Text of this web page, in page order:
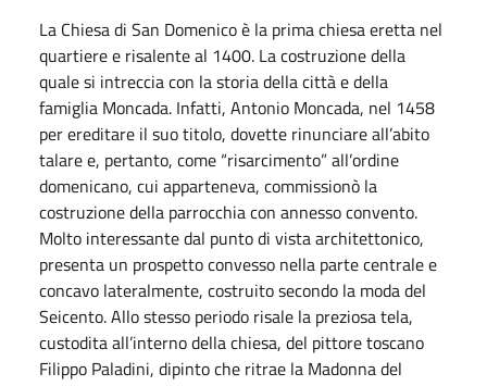
La Chiesa di San Domenico è la prima chiesa eretta nel
quartiere e risalente al 1400. La costruzione della
quale si intreccia con la storia della città e della
famiglia Moncada. Infatti, Antonio Moncada, nel 1458
per ereditare il suo titolo, dovette rinunciare all’abito
talare e, pertanto, come “risarcimento” all’ordine
domenicano, cui apparteneva, commissionò la
costruzione della parrocchia con annesso convento.
Molto interessante dal punto di vista architettonico,
presenta un prospetto convesso nella parte centrale e
concavo lateralmente, costruito secondo la moda del
Seicento. Allo stesso periodo risale la preziosa tela,
custodita all’interno della chiesa, del pittore toscano
Filippo Paladini, dipinto che ritrae la Madonna del